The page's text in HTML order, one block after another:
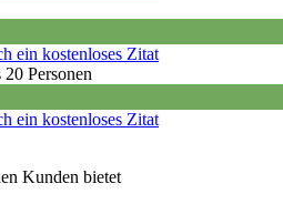
ein kostenloses Zitat
Personen
ein kostenloses Zitat
Kunden bietet